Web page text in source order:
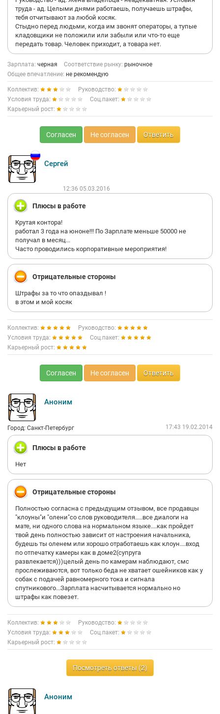
труда - ад. Целыми днями работаешь, получаешь штрафы,
тебя отчитывают за любой косяк.
Стыдно перед людьми, когда им звонят операторы, а тупые
кладовщики не положили или забыли или что-то еще
передать товар. Человек приходит, а товара нет.
Зарплата: черная Соответствие рынку: рыночное
Общее впечатление: не рекомендую
Коллектив:
Руководство:
Условия труда:
Соц.пакет:
Карьерный рост:
Согласен Не согласен Ответить
Сергей
12:36 05.03.2016
Плюсы в работе
Крутая контора!
работал 3 года на юноне!!! По Зарплате меньше 50000 не
получал в месяц...
Часто проводились корпоративные мероприятия!
Отрицательные стороны
Штрафы за то что опаздывал !
в этом и мой косяк
Коллектив:
Руководство:
Условия труда:
Соц.пакет:
Карьерный рост:
Согласен Не согласен Ответить
Аноним
Город: Санкт-Петербург 17:43 19.02.2014
Плюсы в работе
Нет
Отрицательные стороны
Полностью согласна с предыдущим отзывом, все продавцы
"клоуны"и "олени"со слов руководителя.....все диалоги на
мате, ни одного слова на нормальном языке....как пройдет
твой день полностью зависит от настроения начальника,
будешь ты оленем или хорошо отработаешь как клоун....вход
по отпечатку камеры как в доме2(супруга
развлекается)))целый день по камерам наблюдают, смс
прослеживаются, вот только беда не хватает ошейников как у
собак с подачей равномерного тока и сигнала
спутникового...Зарплата насчитывается нормально но
штрафы как повезет.
Коллектив:
Руководство:
Условия труда:
Соц.пакет:
Карьерный рост:
Посмотреть ответы (2)
Аноним